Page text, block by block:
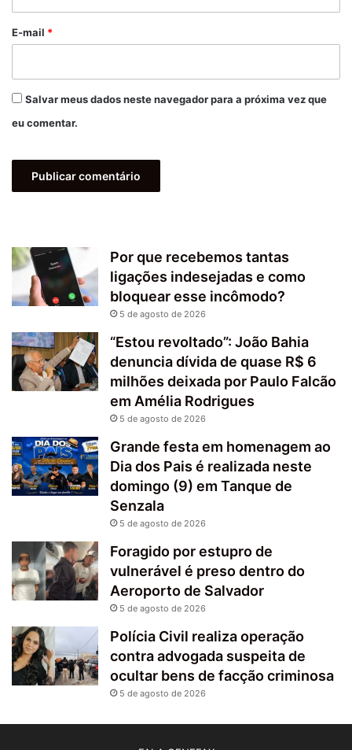
*
E-mail *
Salvar meus dados neste navegador para a próxima vez que
eu comentar.
Por que recebemos tantas
ligações indesejadas e como
bloquear esse incômodo?
5 de agosto de 2026
“Estou revoltado”: João Bahia
denuncia dívida de quase R$ 6
milhões deixada por Paulo Falcão
em Amélia Rodrigues
5 de agosto de 2026
Grande festa em homenagem ao
Dia dos Pais é realizada neste
domingo (9) em Tanque de
Senzala
5 de agosto de 2026
Foragido por estupro de
vulnerável é preso dentro do
Aeroporto de Salvador
5 de agosto de 2026
Polícia Civil realiza operação
contra advogada suspeita de
ocultar bens de facção criminosa
5 de agosto de 2026